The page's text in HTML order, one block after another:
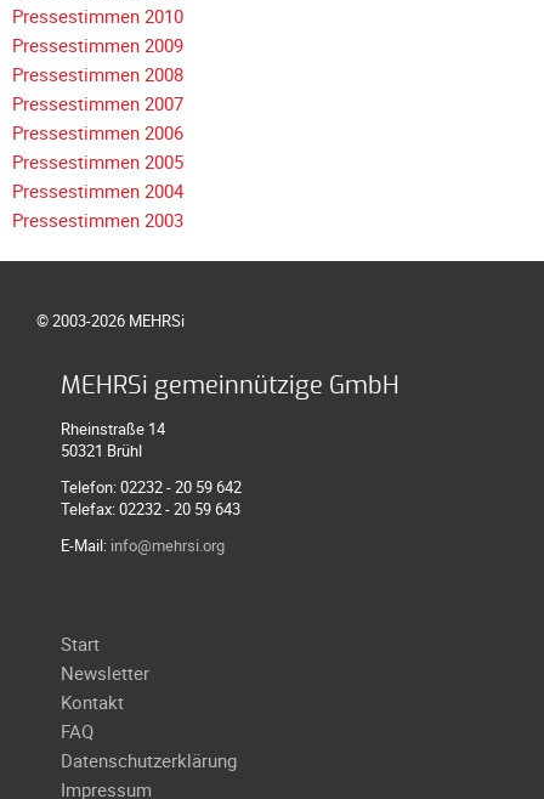
Galerie
2024
Galerie
2023
Galerie
2022
Galerie
2020
2019
Galerie
2018
Galerie
2017
Galerie
2015
Galerie
2014
Galerie
Pressestimmen 2010
Pressestimmen 2009
Pressestimmen 2008
Pressestimmen 2007
Pressestimmen 2006
Pressestimmen 2005
Pressestimmen 2004
Pressestimmen 2003
© 2003-2026 MEHRSi
MEHRSi gemeinnützige GmbH
Rheinstraße 14
50321 Brühl
Telefon: 02232 - 20 59 642
Telefax: 02232 - 20 59 643
E-Mail: info@mehrsi.org
Navigation
überspringen
Start
Newsletter
Kontakt
FAQ
Datenschutzerklärung
Impressum